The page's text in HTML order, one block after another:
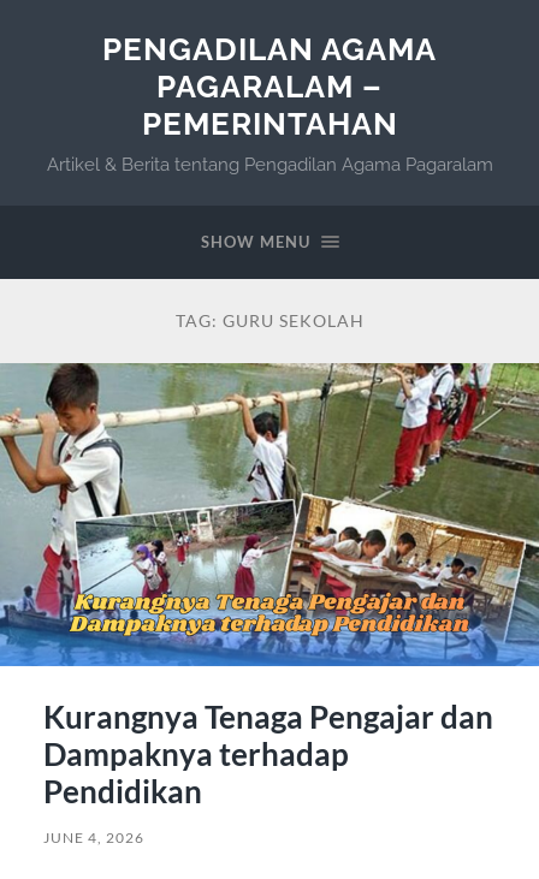
PENGADILAN AGAMA
PAGARALAM –
PEMERINTAHAN
Artikel & Berita tentang Pengadilan Agama Pagaralam
SHOW MENU
TAG: GURU SEKOLAH
Kurangnya Tenaga Pengajar dan
Dampaknya terhadap
Pendidikan
JUNE 4, 2026